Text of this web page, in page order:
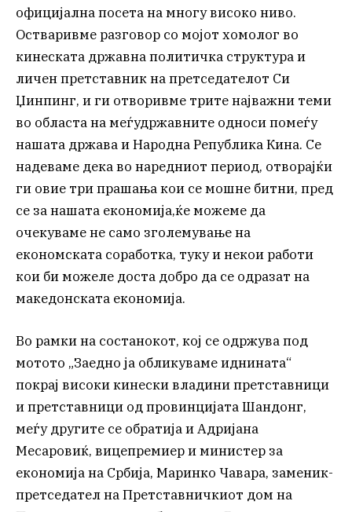
официјална посета на многу високо ниво.
Остваривме разговор со мојот хомолог во
кинеската државна политичка структура и
личен претставник на претседателот Си
Џинпинг, и ги отворивме трите најважни теми
во областа на меѓудржавните односи помеѓу
нашата држава и Народна Република Кина. Се
надеваме дека во наредниот период, отворајќи
ги овие три прашања кои се мошне битни, пред
се за нашата економија,ќе можеме да
очекуваме не само зголемување на
економската соработка, туку и некои работи
кои би можеле доста добро да се одразат на
македонската економија.
Во рамки на состанокот, кој се одржува под
мотото „Заедно ја обликуваме иднината“
покрај високи кинески владини претставници
и претставници од провинцијата Шандонг,
меѓу другите се обратија и Адријана
Месаровиќ, вицепремиер и министер за
економија на Србија, Маринко Чавара, заменик-
претседател на Претставничкиот дом на